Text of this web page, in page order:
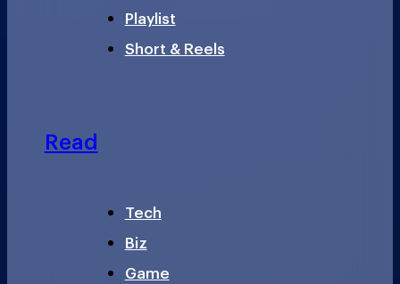
Playlist
Short & Reels
Read
Tech
Biz
Game